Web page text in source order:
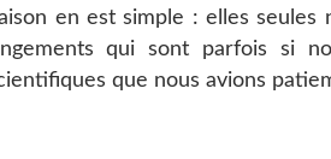
en est simple : elles
qui sont parfois si
que nous avions